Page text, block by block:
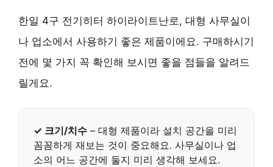
한일 4구 전기히터 하이라이트난로, 대형 사무실이
나 업소에서 사용하기 좋은 제품이에요. 구매하시기
전에 몇 가지 꼭 확인해 보시면 좋을 점들을 알려드
릴게요.
✓ 크기/치수 – 대형 제품이라 설치 공간을 미리
꼼꼼하게 재보는 것이 중요해요. 사무실이나 업
소의 어느 공간에 둘지 미리 생각해 보세요.